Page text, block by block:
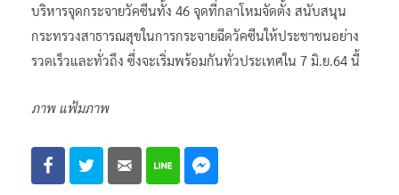
บริหารจุดกระจายวัคซีนทั้ง 46 จุดที่กลาโหมจัดตั้ง สนับสนุน
กระทรวงสาธารณสุขในการกระจายฉีดวัคซีนให้ประชาชนอย่าง
รวดเร็วและทั่วถึง ซึ่งจะเริ่มพร้อมกันทั่วประเทศใน 7 มิ.ย.64 นี้
ภาพ แฟ้มภาพ